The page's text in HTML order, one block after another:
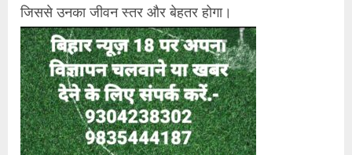
जिससे उनका जीवन स्तर और बेहतर होगा।